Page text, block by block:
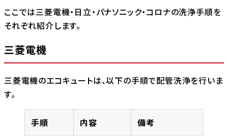
ここでは三菱電機・日立・パナソニック・コロナの洗浄手順を
それぞれ紹介します。
三菱電機
三菱電機のエコキュートは、以下の手順で配管洗浄を行いま
す。
手順 内容 備考